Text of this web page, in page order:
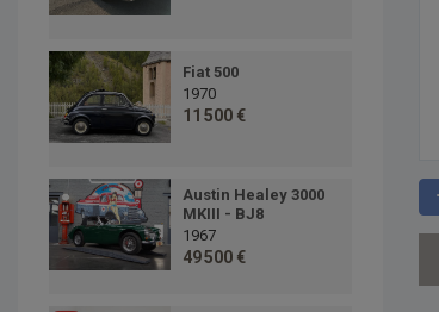
Fiat 500
1970
11 500 €
Austin Healey 3000
MKIII - BJ8
1967
49 500 €